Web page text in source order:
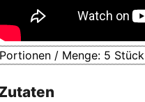
Portionen / Menge: 5 Stück